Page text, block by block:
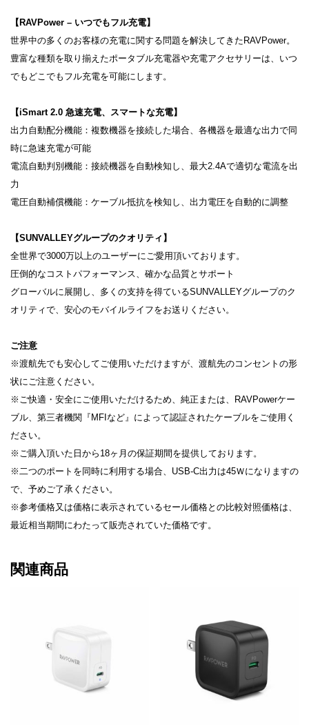
【RAVPower – いつでもフル充電】
世界中の多くのお客様の充電に関する問題を解決してきたRAVPower。
豊富な種類を取り揃えたポータブル充電器や充電アクセサリーは、いつ
でもどこでもフル充電を可能にします。
【iSmart 2.0 急速充電、スマートな充電】
出力自動配分機能：複数機器を接続した場合、各機器を最適な出力で同
時に急速充電が可能
電流自動判別機能：接続機器を自動検知し、最大2.4Aで適切な電流を出
力
電圧自動補償機能：ケーブル抵抗を検知し、出力電圧を自動的に調整
【SUNVALLEYグループのクオリティ】
全世界で3000万以上のユーザーにご愛用頂いております。
圧倒的なコストパフォーマンス、確かな品質とサポート
グローバルに展開し、多くの支持を得ているSUNVALLEYグループのク
オリティで、安心のモバイルライフをお送りください。
ご注意
※渡航先でも安心してご使用いただけますが、渡航先のコンセントの形
状にご注意ください。
※ご快適・安全にご使用いただけるため、純正または、RAVPowerケー
ブル、第三者機関『MFIなど』によって認証されたケーブルをご使用く
ださい。
※ご購入頂いた日から18ヶ月の保証期間を提供しております。
※二つのポートを同時に利用する場合、USB-C出力は45Ｗになりますの
で、予めご了承ください。
※参考価格又は価格に表示されているセール価格との比較対照価格は、
最近相当期間にわたって販売されていた価格です。
関連商品